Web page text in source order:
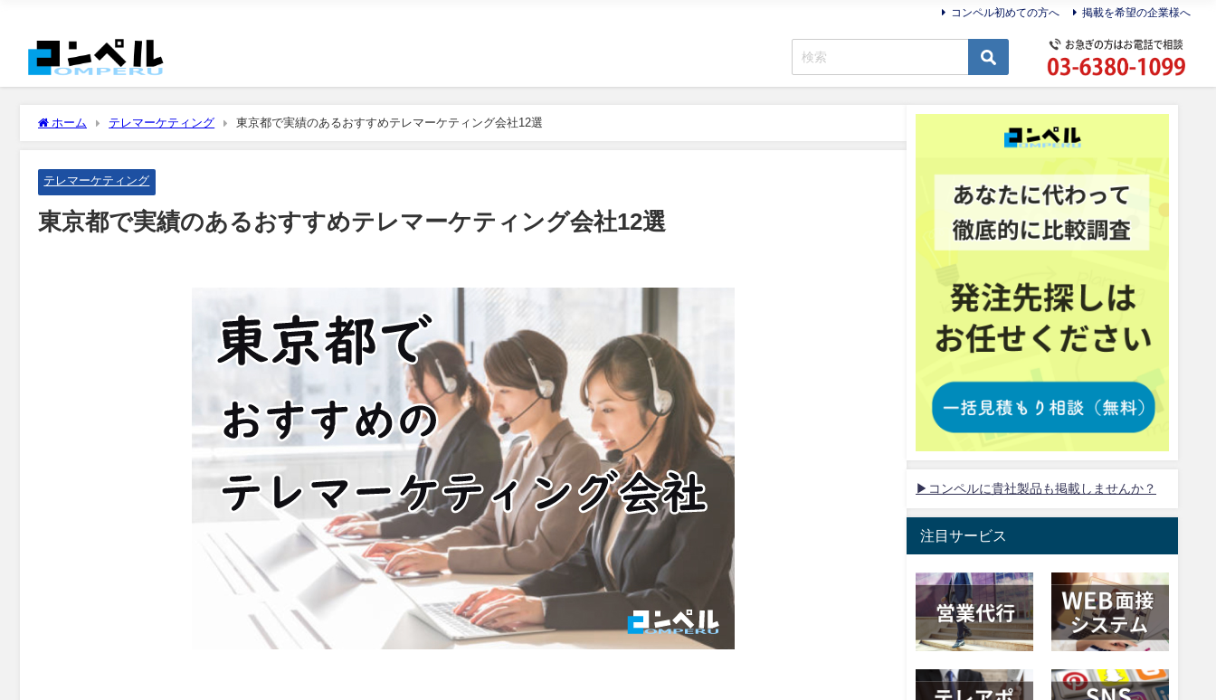
コンペル初めての方へ 掲載を希望の企業様へ
ホーム テレマーケティング 東京都で実績のあるおすすめテレマーケティング会社12選
テレマーケティング
東京都で実績のあるおすすめテレマーケティング会社12選
▶コンペルに貴社製品も掲載しませんか？
注目サービス